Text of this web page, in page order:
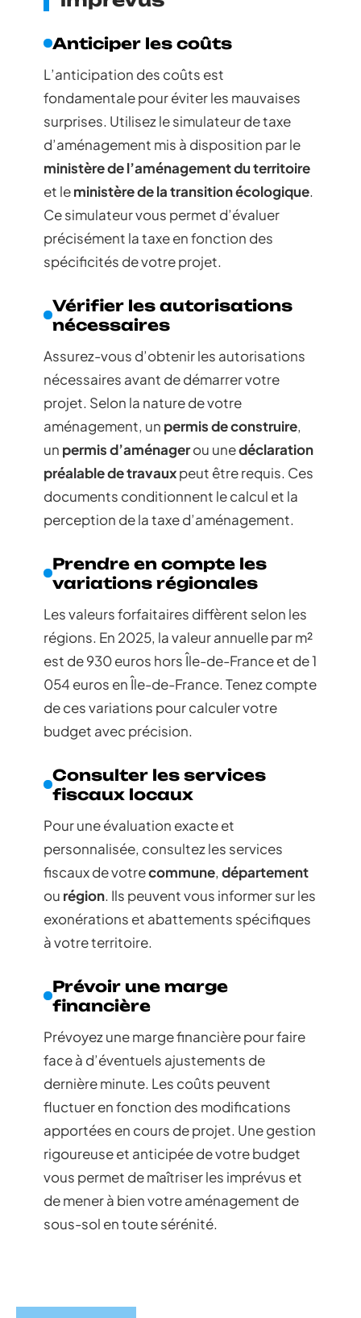
Anticiper les coûts
L’anticipation des coûts est
fondamentale pour éviter les mauvaises
surprises. Utilisez le simulateur de taxe
d’aménagement mis à disposition par le
ministère de l’aménagement du territoire
et leministère de la transition écologique.
Ce simulateur vous permet d’évaluer
précisément la taxe en fonction des
spécificités de votre projet.
Vérifier les autorisations
nécessaires
Assurez-vous d’obtenir les autorisations
nécessaires avant de démarrer votre
projet. Selon la nature de votre
aménagement, un permis de construire,
un permis d’aménagerou unedéclaration
préalable de travauxpeut être requis. Ces
documents conditionnent le calcul et la
perception de la taxe d’aménagement.
Prendre en compte les
variations régionales
Les valeurs forfaitaires diffèrent selon les
régions. En 2025, la valeur annuelle par m²
est de 930 euros hors Île-de-France et de 1
054 euros en Île-de-France. Tenez compte
de ces variations pour calculer votre
budget avec précision.
Consulter les services
fiscaux locaux
Pour une évaluation exacte et
personnalisée, consultez les services
fiscaux de votrecommune, département
ou région. Ils peuvent vous informer sur les
exonérations et abattements spécifiques
à votre territoire.
Prévoir une marge
financière
Prévoyez une marge financière pour faire
face à d’éventuels ajustements de
dernière minute. Les coûts peuvent
fluctuer en fonction des modifications
apportées en cours de projet. Une gestion
rigoureuse et anticipée de votre budget
vous permet de maîtriser les imprévus et
de mener à bien votre aménagement de
sous-sol en toute sérénité.